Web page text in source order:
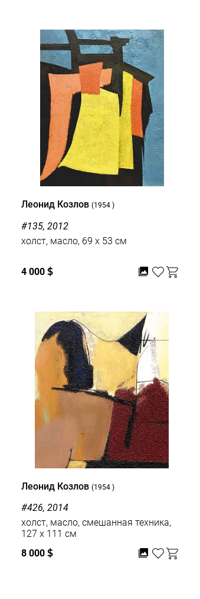
Леонид Козлов(1954 )
#135, 2012
холст, масло, 69 x 53 см
4 000$
Леонид Козлов(1954 )
#426, 2014
холст, масло, смешанная техника,
127 x 111 см
8 000$